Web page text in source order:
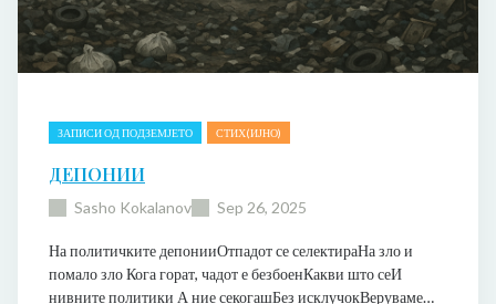
ЗАПИСИ ОД ПОДЗЕМЈЕТО СТИХ(ИЈНО)
ДЕПОНИИ
Sasho Kokalanov Sep 26, 2025
На политичките депонииОтпадот се селектираНа зло и
помало зло Кога горат, чадот е безбоенКакви што сеИ
нивните политики А ние секогашБез исклучокВеруваме…